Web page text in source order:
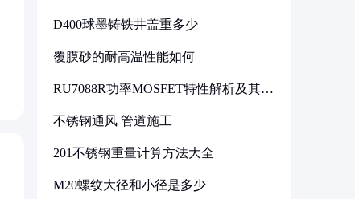
D400球墨铸铁井盖重多少
覆膜砂的耐高温性能如何
RU7088R功率MOSFET特性解析及其在
不锈钢通风 管道施工
201不锈钢重量计算方法大全
M20螺纹大径和小径是多少